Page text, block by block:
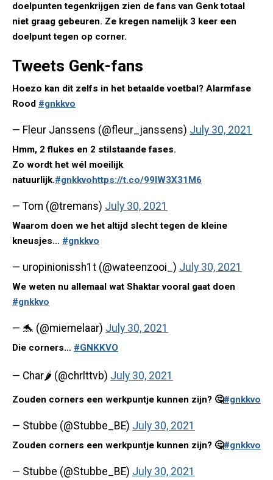
doelpunten tegenkrijgen zien de fans van Genk totaal
niet graag gebeuren. Ze kregen namelijk 3 keer een
doelpunt tegen op corner.
Tweets Genk-fans
Hoezo kan dit zelfs in het betaalde voetbal? Alarmfase
Rood #gnkkvo
— Fleur Janssens (@fleur_janssens) July 30, 2021
Hmm, 2 flukes en 2 stilstaande fases.
Zo wordt het wél moeilijk
natuurlijk.#gnkkvohttps://t.co/99lW3X31M6
— Tom (@tremans) July 30, 2021
Waarom doen we het altijd slecht tegen de kleine
kneusjes… #gnkkvo
— uropinionissh1t (@wateenzooi_) July 30, 2021
We weten nu allemaal wat Shaktar vooral gaat doen
#gnkkvo
— 🐬 (@miemelaar) July 30, 2021
Die corners… #GNKKVO
— Char🌶 (@chrlttvb) July 30, 2021
Zouden corners een werkpuntje kunnen zijn? 🤔#gnkkvo
— Stubbe (@Stubbe_BE) July 30, 2021
Zouden corners een werkpuntje kunnen zijn? 🤔#gnkkvo
— Stubbe (@Stubbe_BE) July 30, 2021